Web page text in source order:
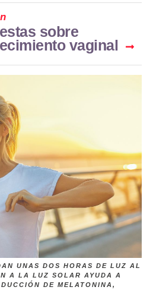
sobre
vaginal
UNAS DOS HORAS DE LUZ AL
A LA LUZ SOLAR AYUDA A
DE MELATONINA,